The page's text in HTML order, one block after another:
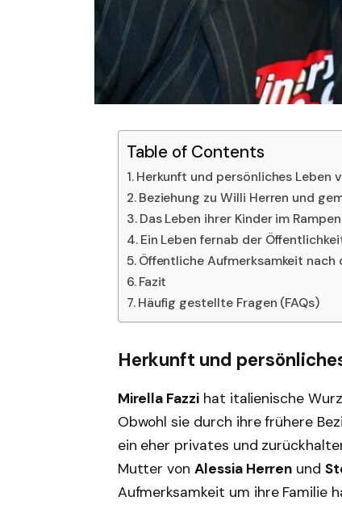
Table of Contents
Herkunft und persönliches Leben
Beziehung zu Willi Herren und
Das Leben ihrer Kinder im
Ein Leben fernab der
Öffentliche Aufmerksamkeit nach
Fazit
Häufig gestellte Fragen (FAQs)
Herkunft und
Mirella Fazzihat italienische
Obwohl sie durch ihre frühere
ein eher privates und
Mutter vonAlessia Herren und
Aufmerksamkeit um ihre Familie